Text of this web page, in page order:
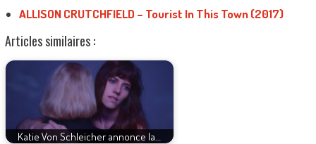
ALLISON CRUTCHFIELD – Tourist In This Town (2017)
Articles similaires :
Katie Von Schleicher annonce la…